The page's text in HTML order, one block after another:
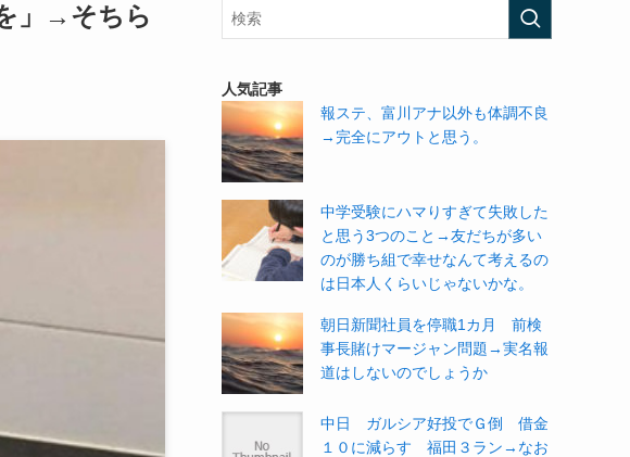
」→そちら
人気記事
報ステ、富川アナ以外も体調不良
→完全にアウトと思う。
中学受験にハマりすぎて失敗した
と思う3つのこと→友だちが多い
のが勝ち組で幸せなんて考えるの
は日本人くらいじゃないかな。
朝日新聞社員を停職1カ月 前検
事長賭けマージャン問題→実名報
道はしないのでしょうか
中日 ガルシア好投でＧ倒 借金
１０に減らす 福田３ラン→なお